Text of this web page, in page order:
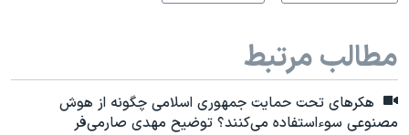
مطالب مرتبط
هکرهای تحت‌ حمایت جمهوری اسلامی چگونه از هوش
مصنوعی سوءاستفاده می‌کنند؟ توضیح مهدی صارمی‌فر